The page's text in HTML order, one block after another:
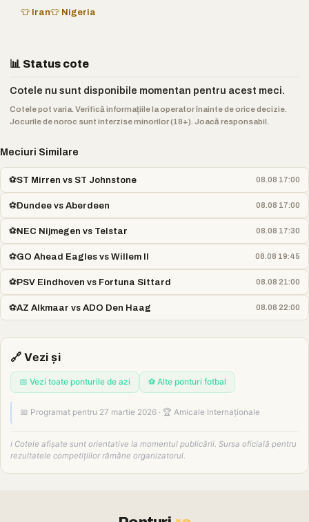
👕 Iran👕 Nigeria
📊 Status cote
Cotele nu sunt disponibile momentan pentru acest meci.
Cotele pot varia. Verifică informațiile la operator înainte de orice decizie.
Jocurile de noroc sunt interzise minorilor (18+). Joacă responsabil.
Meciuri Similare
⚽ST Mirren vs ST Johnstone 08.08 17:00
⚽Dundee vs Aberdeen 08.08 17:00
⚽NEC Nijmegen vs Telstar 08.08 17:30
⚽GO Ahead Eagles vs Willem II 08.08 19:45
⚽PSV Eindhoven vs Fortuna Sittard 08.08 21:00
⚽AZ Alkmaar vs ADO Den Haag 08.08 22:00
🔗 Vezi și
📅 Vezi toate ponturile de azi ⚽ Alte ponturi fotbal
📅 Programat pentru 27 martie 2026 · 🏆 Amicale Internaționale
ℹ️ Cotele afișate sunt orientative la momentul publicării. Sursa oficială pentru
rezultatele competițiilor rămâne organizatorul.